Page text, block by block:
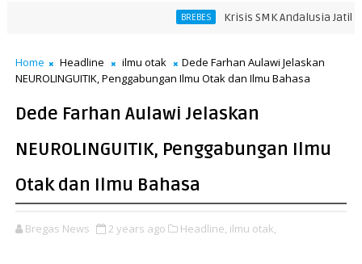
BREBES Krisis SMK Andalusia
Home Headline ilmu otak
Dede Farhan Aulawi Jelaskan
NEUROLINGUITIK, Penggabungan Ilmu Otak dan Ilmu Bahasa
Dede Farhan Aulawi Jelaskan
NEUROLINGUITIK, Penggabungan Ilmu
Otak dan Ilmu Bahasa
Bregas News 2 years ago Headline, ilmu otak,